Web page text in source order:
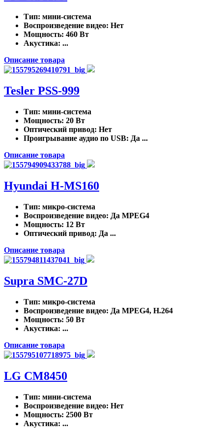
Тип: мини-система
Воспроизведение видео: Нет
Мощность: 460 Вт
Акустика: ...
Описание товара
Tesler PSS-999
Тип: мини-система
Мощность: 20 Вт
Оптический привод: Нет
Проигрывание аудио по USB: Да ...
Описание товара
Hyundai H-MS160
Тип: микро-система
Воспроизведение видео: Да MPEG4
Мощность: 12 Вт
Оптический привод: Да ...
Описание товара
Supra SMC-27D
Тип: микро-система
Воспроизведение видео: Да MPEG4, H.264
Мощность: 50 Вт
Акустика: ...
Описание товара
LG CM8450
Тип: мини-система
Воспроизведение видео: Нет
Мощность: 2500 Вт
Акустика: ...